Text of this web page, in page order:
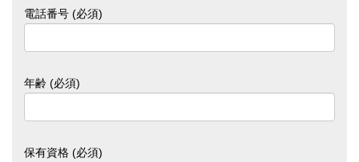
電話番号 (必須)
年齢 (必須)
保有資格 (必須)